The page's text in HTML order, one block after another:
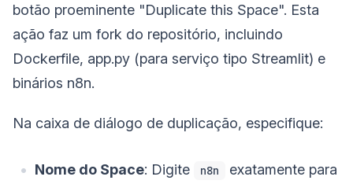
botão proeminente "Duplicate this Space". Esta
ação faz um fork do repositório, incluindo
Dockerfile, app.py (para serviço tipo Streamlit) e
binários n8n.
Na caixa de diálogo de duplicação, especifique:
Nome do Space: Digite n8n
exatamente para